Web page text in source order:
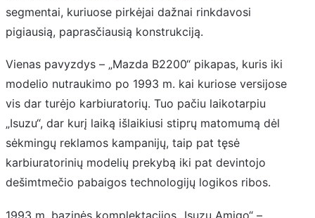
segmentai, kuriuose pirkėjai dažnai rinkdavosi
pigiausią, paprasčiausią konstrukciją.
Vienas pavyzdys – „Mazda B2200“ pikapas, kuris iki
modelio nutraukimo po 1993 m. kai kuriose versijose
vis dar turėjo karbiuratorių. Tuo pačiu laikotarpiu
„Isuzu“, dar kurį laiką išlaikiusi stiprų matomumą dėl
sėkmingų reklamos kampanijų, taip pat tęsė
karbiuratorinių modelių prekybą iki pat devintojo
dešimtmečio pabaigos technologijų logikos ribos.
1993 m. bazinės komplektacijos „Isuzu Amigo“ –